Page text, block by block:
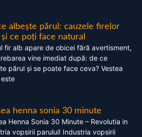
albește părul: cauzele firelor
ce poți face natural
fir alb apare de obicei fără avertisment,
vine imediat după: de ce
părul și se poate face ceva? Vestea
henna sonia 30 minute
Henna Sonia 30 Minute – Revolutia in
vopsirii parului! Industria vopsirii